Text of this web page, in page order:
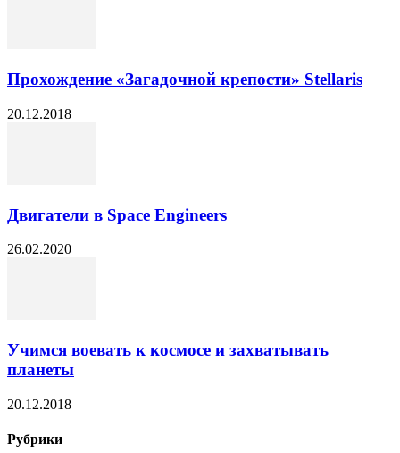
Прохождение «Загадочной крепости» Stellaris
20.12.2018
Двигатели в Space Engineers
26.02.2020
Учимся воевать к космосе и захватывать
планеты
20.12.2018
Рубрики